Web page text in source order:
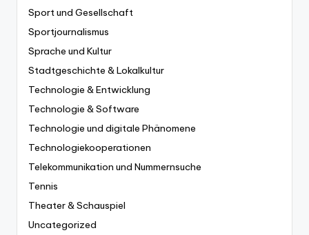
Sport und Gesellschaft
Sportjournalismus
Sprache und Kultur
Stadtgeschichte & Lokalkultur
Technologie & Entwicklung
Technologie & Software
Technologie und digitale Phänomene
Technologiekooperationen
Telekommunikation und Nummernsuche
Tennis
Theater & Schauspiel
Uncategorized